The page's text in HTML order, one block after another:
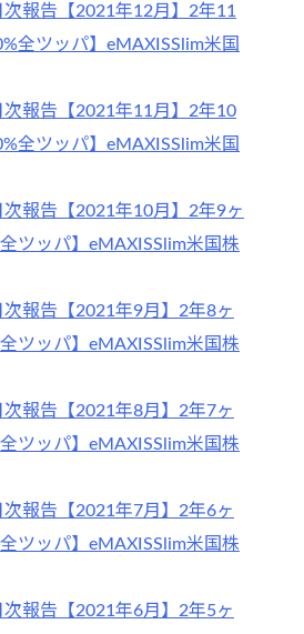
次報告【2021年12月】2年11
全ツッパ】eMAXISSlim米国
次報告【2021年11月】2年10
全ツッパ】eMAXISSlim米国
報告【2021年10月】2年9ヶ
ツッパ】eMAXISSlim米国株
報告【2021年9月】2年8ヶ
ツッパ】eMAXISSlim米国株
報告【2021年8月】2年7ヶ
ツッパ】eMAXISSlim米国株
報告【2021年7月】2年6ヶ
ツッパ】eMAXISSlim米国株
報告【2021年6月】2年5ヶ